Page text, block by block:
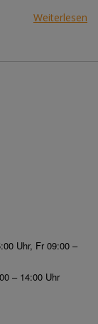
Weiterlesen
Uhr, Fr 09:00 –
– 14:00 Uhr